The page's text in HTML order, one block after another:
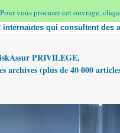
Pour vous procurer cet ouvrage,
internautes qui consultent
PRIVILEGE,
archives (plus de 40 000